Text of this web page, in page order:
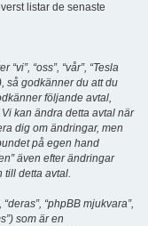
listar de senaste
“oss”, “vår”, “Tesla
så godkänner du att du
följande avtal,
kan ändra detta avtal när
dig om ändringar, men
på egen hand
även efter ändringar
till detta avtal.
“phpBB mjukvara”,
som är en